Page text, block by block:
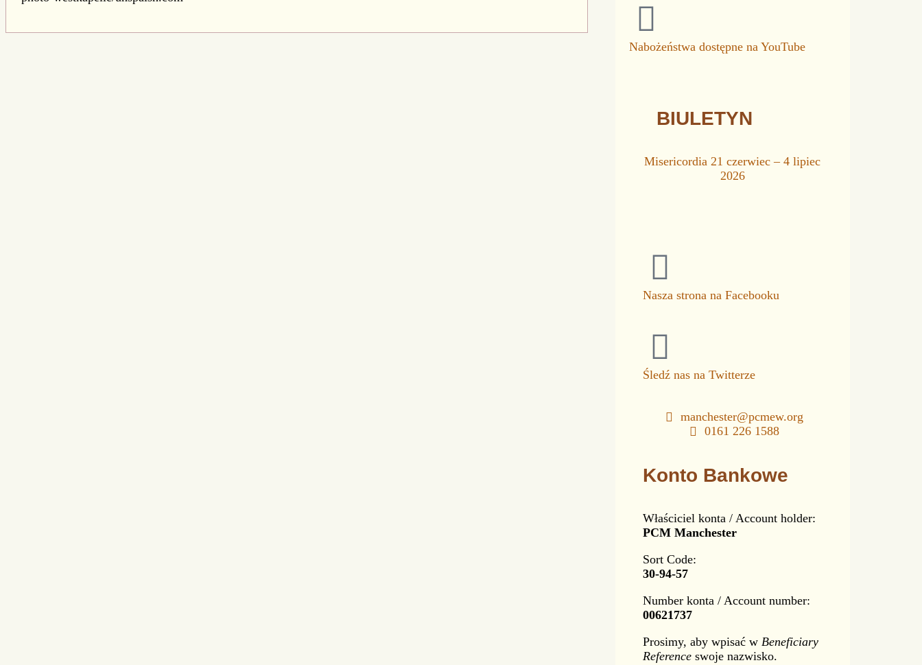
Nabożeństwa dostępne na YouTube
BIULETYN
Misericordia 21 czerwiec – 4 lipiec
2026
Nasza strona na Facebooku
Śledź nas na Twitterze
manchester@pcmew.org
0161 226 1588
Konto Bankowe
Właściciel konta / Account holder:
PCM Manchester
Sort Code:
30-94-57
Number konta / Account number:
00621737
Prosimy, aby wpisać wBeneficiary
Referenceswoje nazwisko.